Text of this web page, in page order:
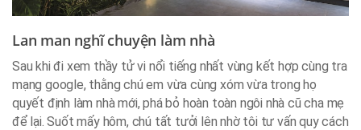
Lan man nghĩ chuyện làm nhà
Sau khi đi xem thầy tử vi nổi tiếng nhất vùng kết hợp cùng tra
mạng google, thằng chú em vừa cùng xóm vừa trong họ
quyết định làm nhà mới, phá bỏ hoàn toàn ngôi nhà cũ cha mẹ
để lại. Suốt mấy hôm, chú tất tưởi lên nhờ tôi tư vấn quy cách